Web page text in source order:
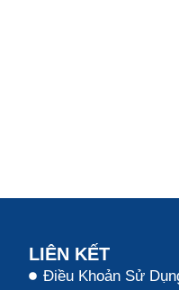
LIÊN KẾT
Điều Khoản Sử